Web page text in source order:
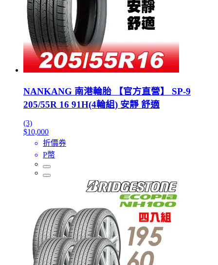
NANKANG 南港輪胎 【官方直營】 SP-9
205/55R 16 91H(4輪組) 安靜 舒適
(3)
$10,000
折價券
P幣